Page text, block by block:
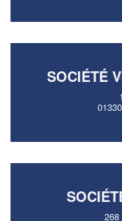
SOCIÉTÉ
268